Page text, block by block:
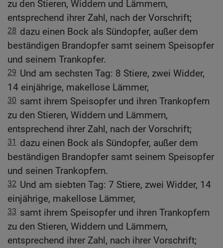
zu den Stieren, Widdern und Lämmern,
entsprechend ihrer Zahl, nach der Vorschrift;
28 dazu einen Bock als Sündopfer, außer dem
beständigen Brandopfer samt seinem Speisopfer
und seinem Trankopfer.
29 Und am sechsten Tag: 8 Stiere, zwei Widder,
14 einjährige, makellose Lämmer,
30 samt ihrem Speisopfer und ihren Trankopfern
zu den Stieren, Widdern und Lämmern,
entsprechend ihrer Zahl, nach der Vorschrift;
31
dazu einen Bock als Sündopfer, außer dem
beständigen Brandopfer samt seinem Speisopfer
und seinen Trankopfern.
32 Und am siebten Tag: 7 Stiere, zwei Widder, 14
einjährige, makellose Lämmer,
33 samt ihrem Speisopfer und ihren Trankopfern
zu den Stieren, Widdern und Lämmern,
entsprechend ihrer Zahl, nach ihrer Vorschrift;